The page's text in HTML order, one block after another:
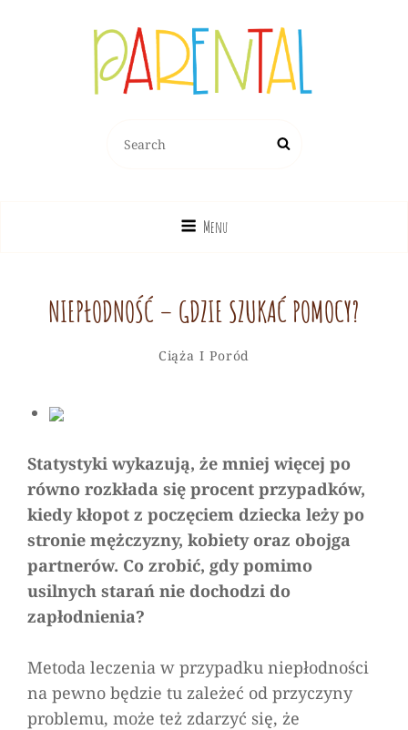
Dziecko, Rodzina, Wychowanie
for:
Menu
NIEPŁODNOŚĆ – GDZIE SZUKAĆ POMOCY?
Categories
Ciąża I Poród
Statystyki wykazują, że mniej więcej po
równo rozkłada się procent przypadków,
kiedy kłopot z poczęciem dziecka leży po
stronie mężczyzny, kobiety oraz obojga
partnerów. Co zrobić, gdy pomimo
usilnych starań nie dochodzi do
zapłodnienia?
Metoda leczenia w przypadku niepłodności
na pewno będzie tu zależeć od przyczyny
problemu, może też zdarzyć się, że